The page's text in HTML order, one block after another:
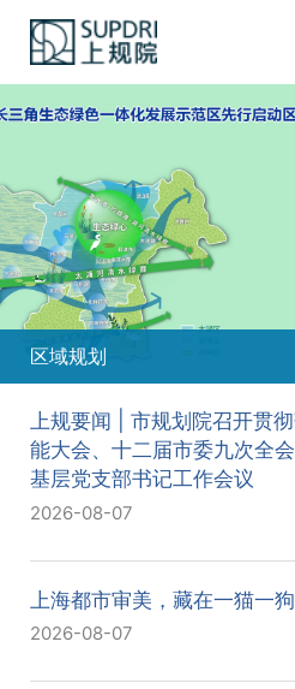
上规要闻 | 市规划院召开贯
能大会、十二届市委九次全
基层党支部书记工作会议
2026-08-07
上海都市审美，藏在一猫一
2026-08-07